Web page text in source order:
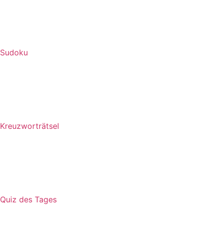
Sudoku
Kreuzworträtsel
Quiz des Tages